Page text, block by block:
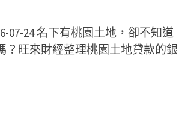
07-24 名下有桃園土地，卻不知道
？旺來財經整理桃園土地貸款的銀